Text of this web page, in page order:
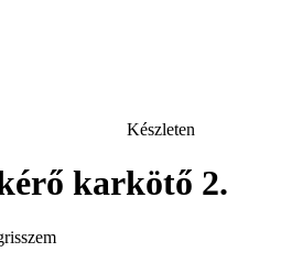
Készleten
karkötő 2.